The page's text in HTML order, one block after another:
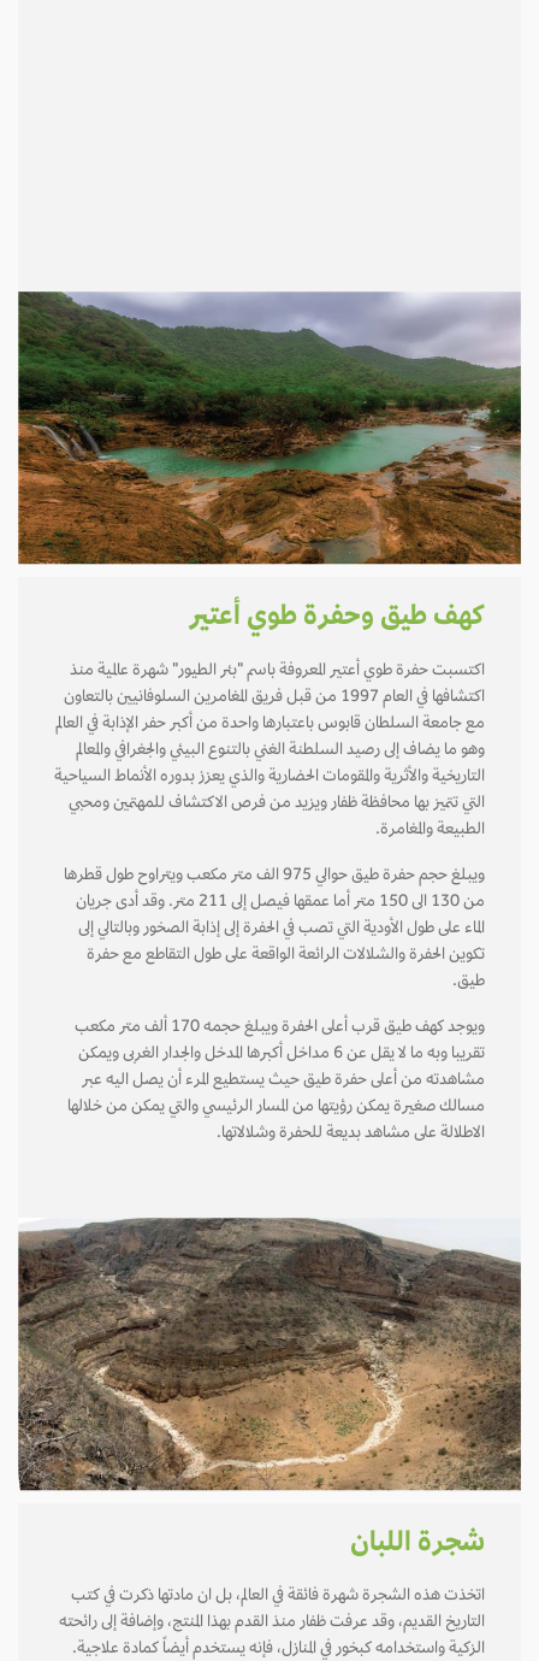
كهف طيق وحفرة طوي أعتير
اكتسبت حفرة طوي أعتير المعروفة باسم "بئر الطيور" شهرة عالمية منذ
اكتشافها في العام 1997 من قبل فريق المغامرين السلوفانيين بالتعاون
مع جامعة السلطان قابوس باعتبارها واحدة من أكبر حفر الإذابة في العالم
وهو ما يضاف إلى رصيد السلطنة الغني بالتنوع البيئي والجغرافي والمعالم
التاريخية والأثرية والمقومات الحضارية والذي يعزز بدوره الأنماط السياحية
التي تتميز بها محافظة ظفار ويزيد من فرص الاكتشاف للمهتمين ومحبي
الطبيعة والمغامرة.
ويبلغ حجم حفرة طيق حوالي 975 الف متر مكعب ويتراوح طول قطرها
من 130 الى 150 متر أما عمقها فيصل إلى 211 متر. وقد أدى جريان
الماء على طول الأودية التي تصب في الحفرة إلى إذابة الصخور وبالتالي إلى
تكوين الحفرة والشلالات الرائعة الواقعة على طول التقاطع مع حفرة
طيق.
ويوجد كهف طيق قرب أعلى الحفرة ويبلغ حجمه 170 ألف متر مكعب
تقريبا وبه ما لا يقل عن 6 مداخل أكبرها المدخل والجدار الغربى ويمكن
مشاهدته من أعلى حفرة طيق حيث يستطيع المرء أن يصل اليه عبر
مسالك صغيرة يمكن رؤيتها من المسار الرئيسي والتي يمكن من خلالها
الاطلالة على مشاهد بديعة للحفرة وشلالاتها.
شجرة اللبان
اتخذت هذه الشجرة شهرة فائقة في العالم، بل ان مادتها ذكرت في كتب
التاريخ القديم، وقد عرفت ظفار منذ القدم بهذا المنتج، وإضافة إلى رائحته
الزكية واستخدامه كبخور في المنازل، فإنه يستخدم أيضاً كمادة علاجية.